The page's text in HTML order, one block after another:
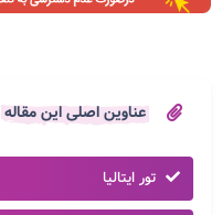
عناوین اصلی این مقاله
تور ایتالیا